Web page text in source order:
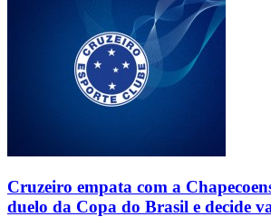
Cruzeiro empata com a
duelo da Copa do Brasil e decide